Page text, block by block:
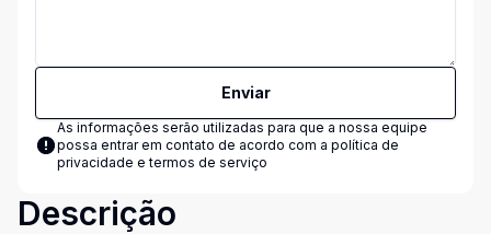
Enviar
As informações serão utilizadas para que a nossa equipe
possa entrar em contato de acordo com a política de
privacidade e termos de serviço
Descrição